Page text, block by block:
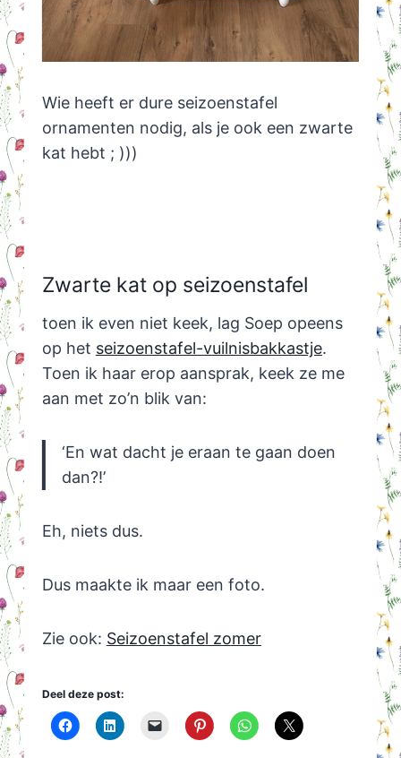
Wie heeft er dure seizoenstafel
ornamenten nodig, als je ook een zwarte
kat hebt ; )))
Zwarte kat op seizoenstafel
toen ik even niet keek, lag Soep opeens
op het seizoenstafel-vuilnisbakkastje.
Toen ik haar erop aansprak, keek ze me
aan met zo’n blik van:
‘En wat dacht je eraan te gaan doen
dan?!’
Eh, niets dus.
Dus maakte ik maar een foto.
Zie ook: Seizoenstafel zomer
Deel deze post: